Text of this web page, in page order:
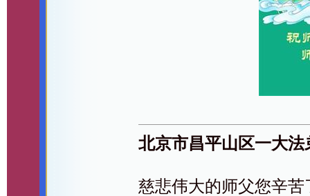
北京市昌平山区一大
慈悲伟大的师父您辛